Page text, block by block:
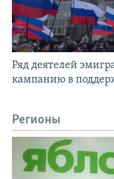
Ряд деятелей
кампанию в
Регионы